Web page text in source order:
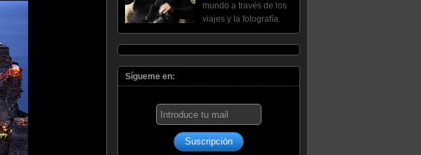
mundo a través de los
viajes y la fotografía.
Sígueme en: